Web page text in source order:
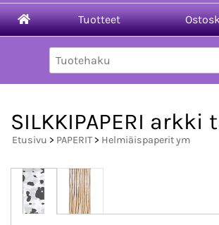
Tuotteet
SILKKIPAPERI
Etusivu > PAPERIT> Helmiäispaperit ym